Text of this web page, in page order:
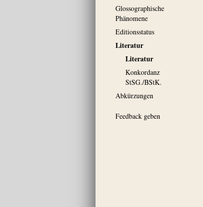
Glossographische
Phänomene
Editionsstatus
Literatur
Literatur
Konkordanz
StSG./BStK.
Abkürzungen
Feedback geben